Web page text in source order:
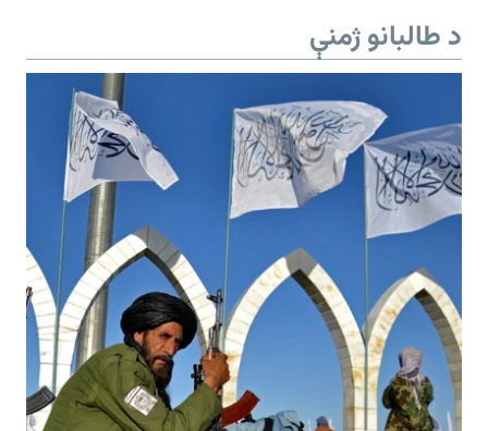
د طالبانو ژمنې